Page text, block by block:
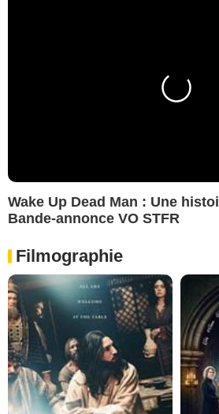
Wake Up Dead Man : Une
Bande-annonce VO STFR
Filmographie